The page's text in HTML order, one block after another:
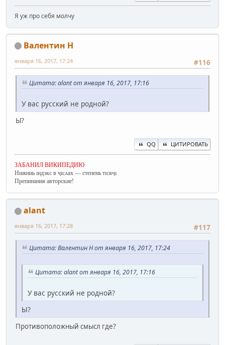
Я уж про себя молчу
Валентин Н
#116
января 16, 2017, 17:24
Цитата: alant от января 16, 2017, 17:16
У вас русский не родной?
Ы?
QQ ЦИТИРОВАТЬ
ЗАБАНИЛ ВИКИПЕДИЮ
Нижниь ıндэкс в ҷıсʌах — степень тıсяҷı
Препинания авторские!
alant
#117
января 16, 2017, 17:28
Цитата: Валентин Н от января 16, 2017, 17:24
Цитата: alant от января 16, 2017, 17:16
У вас русский не родной?
Ы?
Противоположный смысл где?